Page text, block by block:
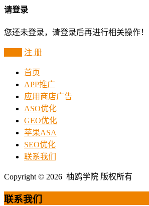
请登录
您还未登录，请登录后再进行相关操作！
注 册
首页
APP推广
应用商店广告
ASO优化
GEO优化
苹果ASA
SEO优化
联系我们
Copyright © 2026 柚鸥学院 版权所有
联系我们